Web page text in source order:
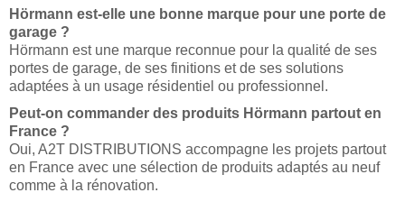
Hörmann est-elle une bonne marque pour une porte de
garage ?
Hörmann est une marque reconnue pour la qualité de ses
portes de garage, de ses finitions et de ses solutions
adaptées à un usage résidentiel ou professionnel.
Peut-on commander des produits Hörmann partout en
France ?
Oui, A2T DISTRIBUTIONS accompagne les projets partout
en France avec une sélection de produits adaptés au neuf
comme à la rénovation.